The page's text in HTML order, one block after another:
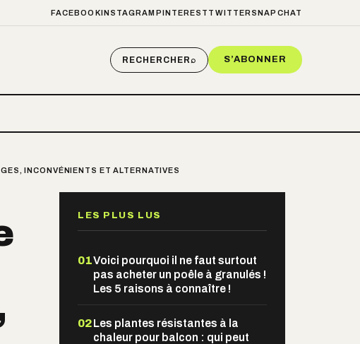
FACEBOOKINSTAGRAM PINTEREST TWITTER SNAPCHAT
RECHERCHER⌕ S’ABONNER
INCONVÉNIENTS ET ALTERNATIVES
LES PLUS LUS
01Voici pourquoi il ne faut surtout
pas acheter un poêle à granulés !
Les 5 raisons à connaître !
02Les plantes résistantes à la
chaleur pour balcon : qui peut